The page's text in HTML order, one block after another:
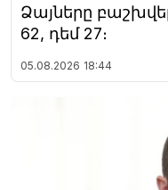
Ձայները
62, դեմ 27։
05.08.2026 18:44